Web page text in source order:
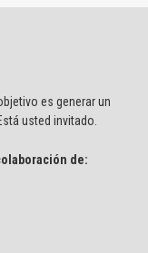
es generar un
usted invitado.
de: